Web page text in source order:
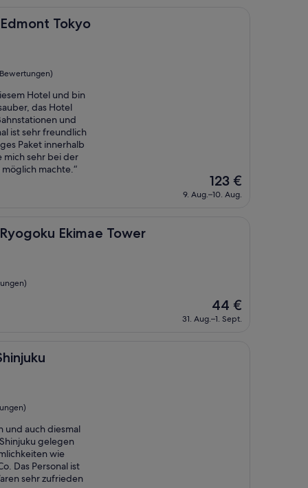
Tokyo
Hotel und bin
das Hotel
und
ist sehr freundlich
Paket innerhalb
mich sehr bei der
machte.“
Der
Preis
beträgt
123 €
9. Aug.–10. Aug.
Ekimae Tower
Ekimae Tower
Der
Preis
beträgt
44 €
31. Aug.–1. Sept.
und auch diesmal
gelegen
wie
Das Personal ist
sehr zufrieden